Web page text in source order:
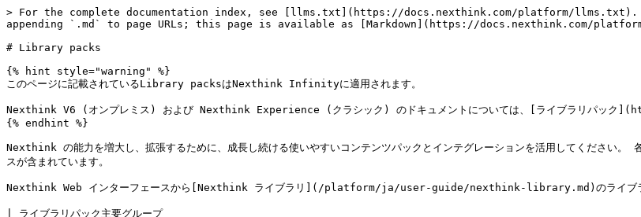
> For the complete documentation index, see [llms.txt](https://docs.nexthink.com/platform/llms.txt).
appending `.md` to page URLs; this page is available as [Markdown](https://docs.nexthink.com/
# Library packs
{% hint style="warning" %}
このページに記載されているLibrary packsはNexthink Infinityに適用されます。
Nexthink V6 (オンプレミス) および Nexthink Experience (クラシック) のドキュメントについては、[ライブラリパ
{% endhint %}
Nexthink の能力を増大し、拡張するために、成長し続ける使いやすいコンテンツパックとインテグレーションを活用してください。
スが含まれています。
Nexthink Web インターフェースから[Nexthink ライブラリ](/platform/ja/user-guide/nexthink-library.md)のライブラリ
| ライブラリパック主要グループ